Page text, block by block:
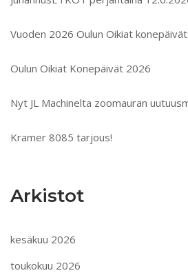
Vuoden 2026 Oulun Oikiat
Oulun Oikiat Konepäivät 2026
Nyt JL Machinelta zoomauran
Kramer 8085 tarjous!
Arkistot
kesäkuu 2026
toukokuu 2026